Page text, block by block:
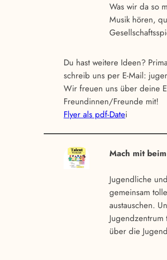
Was wir da so
Musik hören,
Du hast weitere Ideen?
schreib uns per E-Mail:
Wir freuen uns über deine
Freundinnen/Freunde mit!
Flyer als pdf-Datei
Mach mit
Jugendliche
gemeinsam
austauschen.
über die